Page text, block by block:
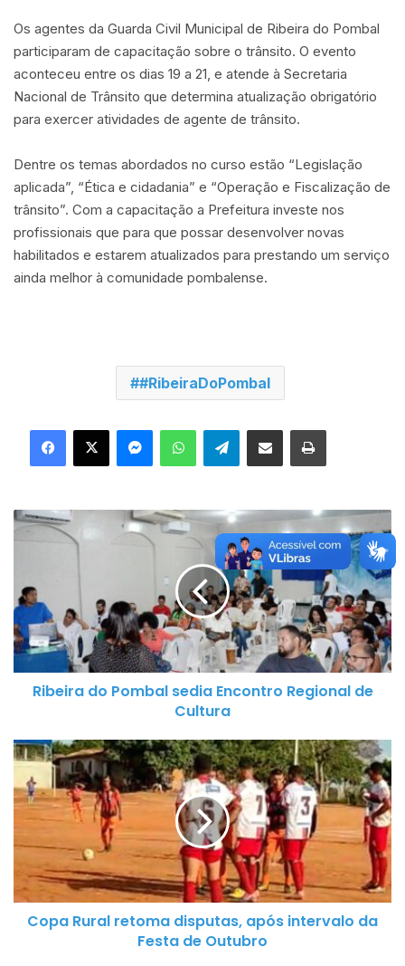
Os agentes da Guarda Civil Municipal de Ribeira do Pombal
participaram de capacitação sobre o trânsito. O evento
aconteceu entre os dias 19 a 21, e atende à Secretaria
Nacional de Trânsito que determina atualização obrigatório
para exercer atividades de agente de trânsito.
Dentre os temas abordados no curso estão “Legislação
aplicada”, “Ética e cidadania” e “Operação e Fiscalização de
trânsito”. Com a capacitação a Prefeitura investe nos
profissionais que para que possar desenvolver novas
habilitados e estarem atualizados para prestando um serviço
ainda melhor à comunidade pombalense.
#RibeiraDoPombal
X WhatsApp Telegram
R
i
r
a
d
o
m
a
s
d
Ribeira do Pombal sedia Encontro Regional de
Cultura
C
p
R
u
a
Copa Rural retoma disputas, após intervalo da
Festa de Outubro